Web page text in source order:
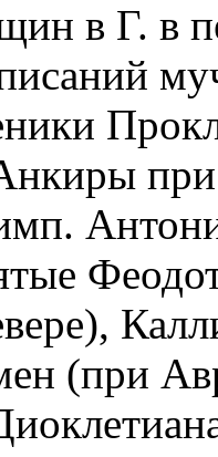
в Г. в
(при